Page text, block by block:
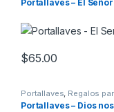
Portallaves – El
$65.00
Portallaves Regalos
Portallaves – Dios